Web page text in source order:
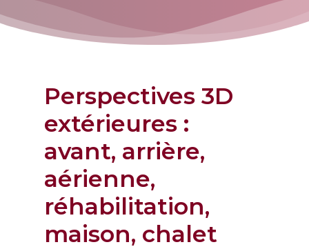
Perspectives 3D
extérieures :
avant, arrière,
aérienne,
réhabilitation,
maison, chalet